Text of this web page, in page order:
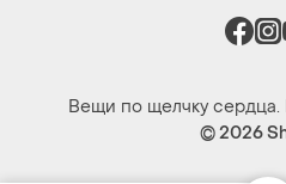
Вещи по щелчку
© 2026